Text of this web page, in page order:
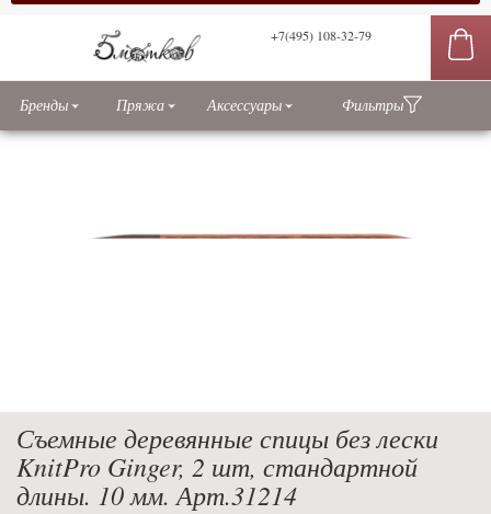
+7(495) 108-32-79
Бренды Пряжа Аксессуары Фильтры
Съемные деревянные спицы без лески
KnitPro Ginger, 2 шт, стандартной
длины. 10 мм. Арт.31214